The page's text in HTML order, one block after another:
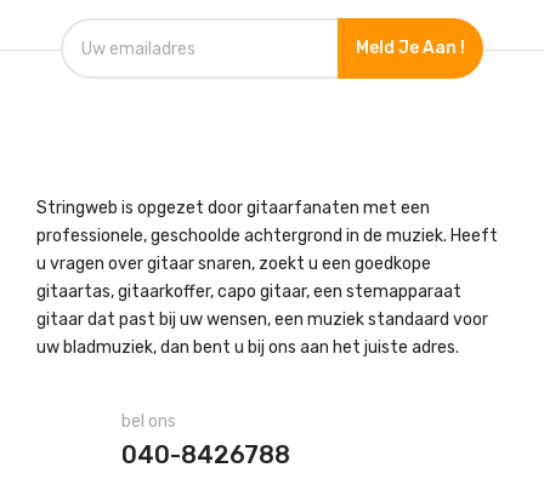
Meld Je Aan !
Stringweb is opgezet door gitaarfanaten met een
professionele, geschoolde achtergrond in de muziek. Heeft
u vragen over gitaar snaren, zoekt u een goedkope
gitaartas, gitaarkoffer, capo gitaar, een stemapparaat
gitaar dat past bij uw wensen, een muziek standaard voor
uw bladmuziek, dan bent u bij ons aan het juiste adres.
bel ons
040-8426788